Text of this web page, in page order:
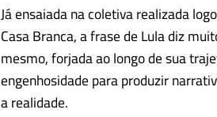
Já ensaiada na coletiva realizada
Casa Branca, a frase de Lula diz
mesmo, forjada ao longo de sua
engenhosidade para produzir
a realidade.